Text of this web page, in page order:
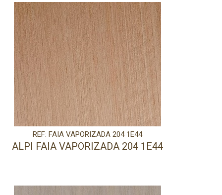
REF: FAIA VAPORIZADA 204 1E44
ALPI FAIA VAPORIZADA 204 1E44